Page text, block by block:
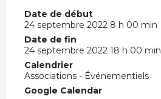
Date de début
24 septembre 2022 8 h 00 min
Date de fin
24 septembre 2022 18 h 00 min
Calendrier
Associations - Événementiels
Google Calendar